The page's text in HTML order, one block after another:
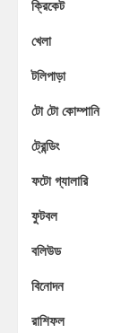
ক্রিকেট
খেলা
টলিপাড়া
টো টো কোম্পানি
ট্রেন্ডিং
ফটো গ্যালারি
ফুটবল
বলিউড
বিনোদন
রাশিফল